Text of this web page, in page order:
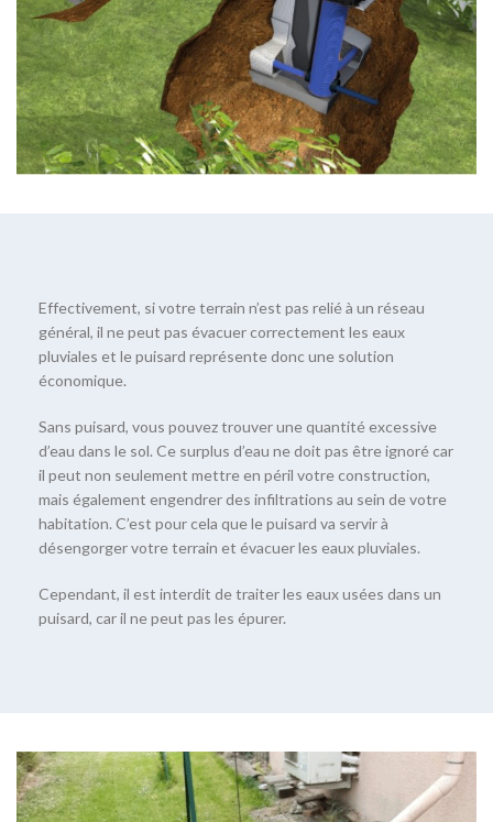
Effectivement, si votre terrain n’est pas relié à un réseau
général, il ne peut pas évacuer correctement les eaux
pluviales et le puisard représente donc une solution
économique.
Sans puisard, vous pouvez trouver une quantité excessive
d’eau dans le sol. Ce surplus d’eau ne doit pas être ignoré car
il peut non seulement mettre en péril votre construction,
mais également engendrer des infiltrations au sein de votre
habitation. C’est pour cela que le puisard va servir à
désengorger votre terrain et évacuer les eaux pluviales.
Cependant, il est interdit de traiter les eaux usées dans un
puisard, car il ne peut pas les épurer.